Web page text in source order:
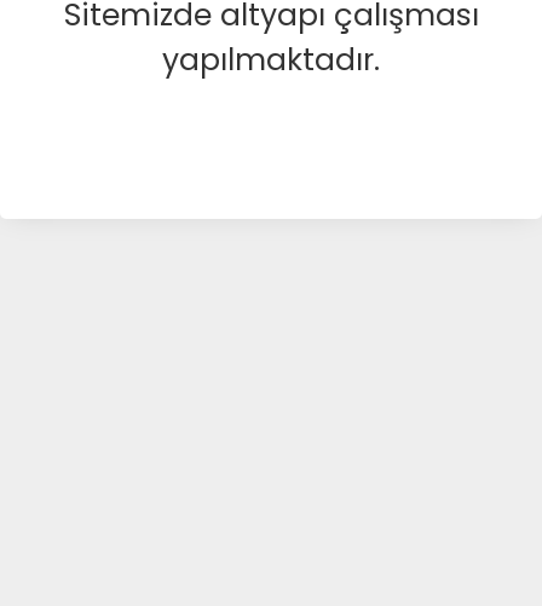
Sitemizde altyapı çalışması
yapılmaktadır.